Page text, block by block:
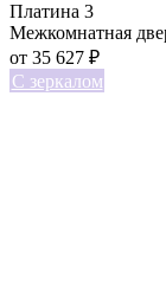
Платина 3
Межкомнатная
от 35 627 ₽
С зеркалом